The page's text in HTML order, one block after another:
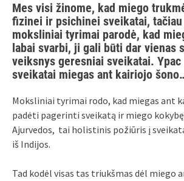
Mes visi žinome, kad miego
fizinei ir psichinei sveikatai,
moksliniai tyrimai parodė, kad
labai svarbi, ji gali būti dar vienas
veiksnys geresniai sveikatai. Ypac
sveikatai miegas ant kairiojo
Moksliniai tyrimai rodo, kad miegas ant
padėti pagerinti sveikatą ir miego
Ajurvedos, tai holistinis požiūris į
iš Indijos.
Tad kodėl visas tas triukšmas dėl miego